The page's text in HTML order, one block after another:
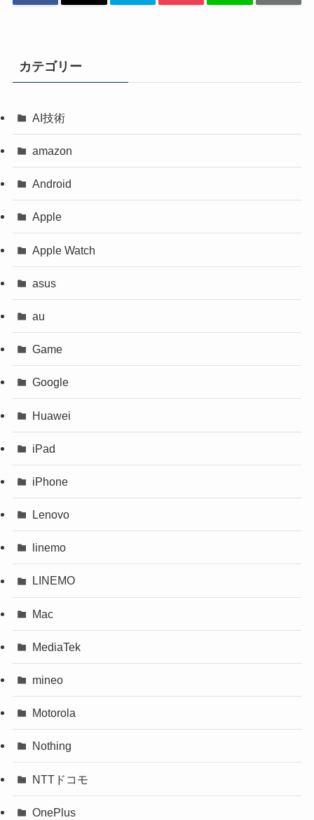
カテゴリー
AI技術
amazon
Android
Apple
Apple Watch
asus
au
Game
Google
Huawei
iPad
iPhone
Lenovo
linemo
LINEMO
Mac
MediaTek
mineo
Motorola
Nothing
NTTドコモ
OnePlus